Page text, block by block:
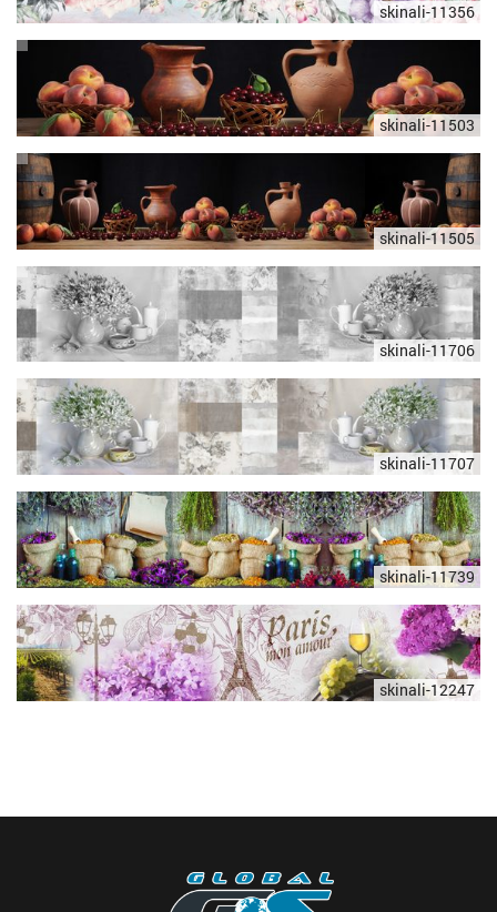
skinali-11356
skinali-11503
skinali-11505
skinali-11706
skinali-11707
skinali-11739
skinali-12247